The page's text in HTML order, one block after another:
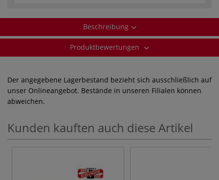
Beschreibung
Produktbewertungen
Der angegebene Lagerbestand bezieht sich ausschließlich auf
unser Onlineangebot. Bestände in unseren Filialen können
abweichen.
Kunden kauften auch diese Artikel